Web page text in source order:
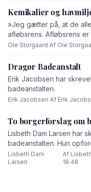
Kemikalier og
»Jeg gætter på, at de
afløbsrens. Afløbsrens
end fabrikanten ved
Ole Storgaard·Af Ole
Dragør Badeanstalt
Erik Jacobsen har
badeanstalten.
Erik Jacobsen·Af Erik
To borgerforslag om
Lisbeth Dam Larsen har
badeanstalten. Hun
borgerforslag.
Lisbeth Dam
Larsen
·
Af
18.48